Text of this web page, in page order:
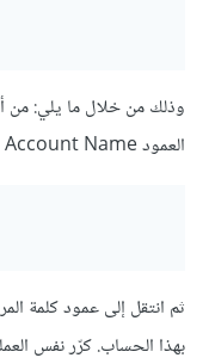
العمود Account Name الخاص بها ثم اكتب: